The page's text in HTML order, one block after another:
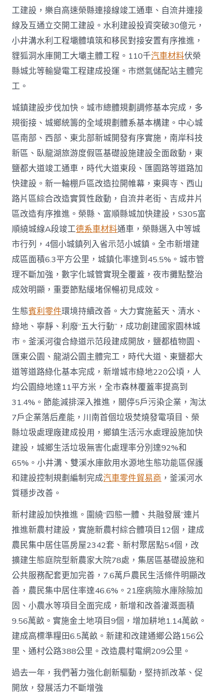
工建設，樂自高速榮縣連接線竣工通車、自流井連接
線及互通立交開工建設。水利建設投資突破30億元，
小井溝水利工程壩體填筑和移民對接安置有序推進，
貍狐洞水庫開工大壩主體工程。110千汽車材料伏榮
縣城北等輸變電工程建成投運。市燃氣儲配站主體完
工。
城鎮建設步伐加快。城市總體規劃調修基本完成，多
規銜接、城鄉統籌的全域規劃體系基本構建。中心城
區南部、西部、東北部新城開發有序實施，南岸科技
新區、臥龍湖旅游度假區基礎設施建設全面啟動，東
鹽都大道竣工通車，時代大道東段、匯園路等道路加
快建設。新一輪棚戶區改造拉開帷幕，東興寺、西山
路片區綜合改造實質性啟動，自流井老街、吉成井片
區改造有序推進。榮縣、富順縣城加快建設，S305富
順繞城線A段竣工德系車材料通車，榮縣邁入中等城
市行列，4個小城鎮列入省示范小城鎮。全市新增建
成區面積6.3平方公里，城鎮化率達到45.5%。城市管
理不斷加強，數字化城管實現全覆蓋，夜市攤點整治
成效明顯，重要節點緩堵保暢初見成效。
生態賓利零件環境持續改善。大力實施藍天、清水、
綠地、寧靜、利廢“五大行動”，成功創建國家園林城
市。釜溪河復合綠道示范段建成開放，鹽都植物園、
匯東公園、龍湖公園主體完工，時代大道、東鹽都大
道等道路綠化基本完成，新增城市綠地220公頃，人
均公園綠地達11平方米，全市森林覆蓋率提高到
31.4%。節能減排深入推進，關停5戶污染企業，淘汰
7戶企業落后產能，川南首個垃圾焚燒發電項目、榮
縣垃圾處理廠建成投用，鄉鎮生活污水處理設施加快
建設，城鄉生活垃圾無害化處理率分別達92%和
65%。小井溝、雙溪水庫飲用水源地生態功能區保護
和建設控制規劃編制完成汽車零件貿易商 ，釜溪河水
質穩步改善。
新村建設加快推進。圍繞“四態一體、共融發展”連片
推進新農村建設，實施新農村綜合體項目12個，建成
農民集中居住區房屋2342套、新村聚居點54個，改
擴建生態庭院型新農家大院78處，集居區基礎設施和
公共服務配套更加完善，7.6萬戶農民生活條件明顯改
善，農民集中居住率達46.6%。21座病險水庫除險加
固、小農水等項目全面完成，新增和改善灌溉面積
9.56萬畝。實施金土地項目9個，增加耕地1.14萬畝。
建成高標準糧田6.5萬畝。新建和改建通鄉公路156公
里、通村公路388公里。改造農村電網209公里。
過去一年，我們著力強化創新驅動，堅持抓改革、促
開放，發展活力不斷增強